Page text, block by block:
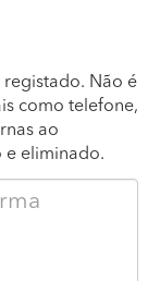
registado. Não é
como telefone,
ao
e eliminado.